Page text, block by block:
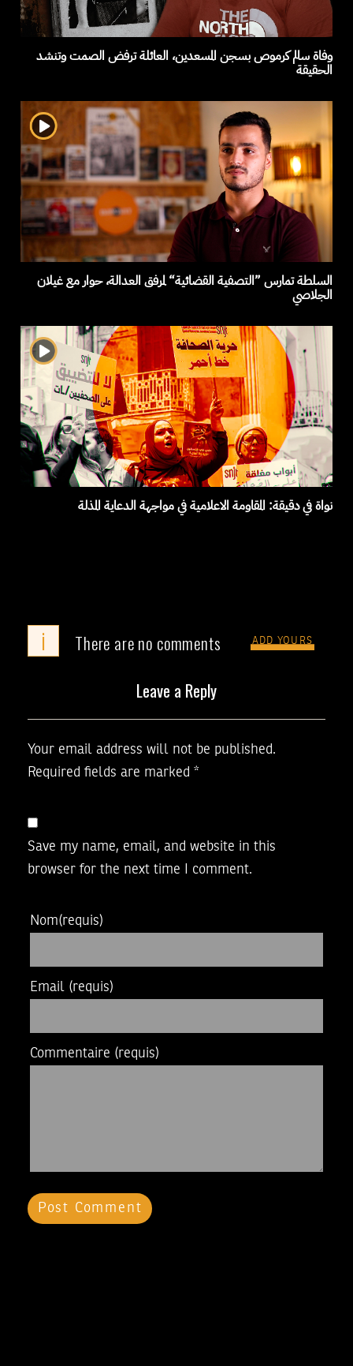
وفاة سالم كرموص بسجن المسعدين، العائلة ترفض الصمت وتنشد
الحقيقة
السلطة تمارس ”التصفية القضائية“ لمرفق العدالة، حوار مع غيلان
الجلاصي
نواة في دقيقة: المقاومة الاعلامية في مواجهة الدعاية المذلة
i There are no comments ADD YOURS
Leave a Reply
Your email address will not be published.
Required fields are marked *
Save my name, email, and website in this
browser for the next time I comment.
Nom(requis)
Email (requis)
Commentaire (requis)